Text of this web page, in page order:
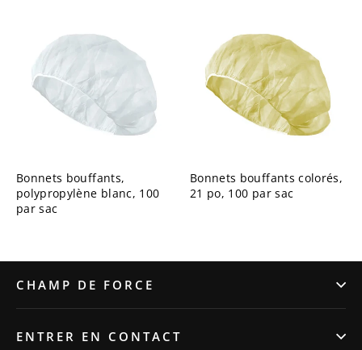
Bonnets bouffants,
polypropylène blanc, 100
par sac
Bonnets bouffants colorés,
21 po, 100 par sac
CHAMP DE FORCE
ENTRER EN CONTACT